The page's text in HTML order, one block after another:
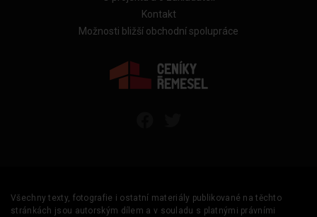
Kontakt
Možnosti bližší obchodní spolupráce
Všechny texty, fotografie i ostatní materiály publikované na těchto
stránkách jsou autorským dílem a v souladu s platnými právními